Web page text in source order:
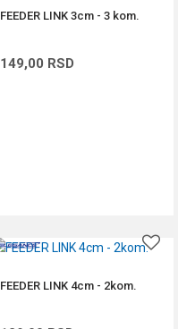
FEEDER LINK 3cm - 3 kom.
149,00 RSD
FEEDER LINK 4cm - 2kom.